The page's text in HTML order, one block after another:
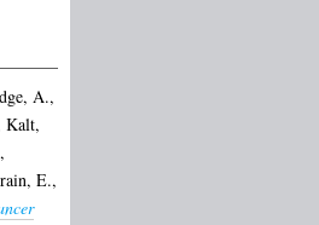
A.,
Kalt,
,
E.,